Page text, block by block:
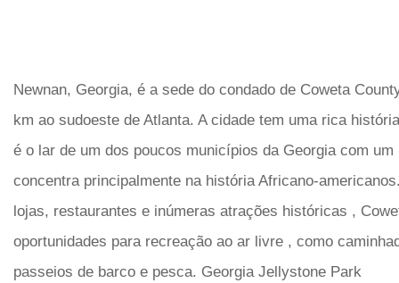
Newnan, Georgia, é a sede do condado de Coweta
km ao sudoeste de Atlanta. A cidade tem uma rica
é o lar de um dos poucos municípios da Georgia com um
concentra principalmente na história Africano-
lojas, restaurantes e inúmeras atrações históricas ,
oportunidades para recreação ao ar livre , como
passeios de barco e pesca. Georgia Jellystone Park